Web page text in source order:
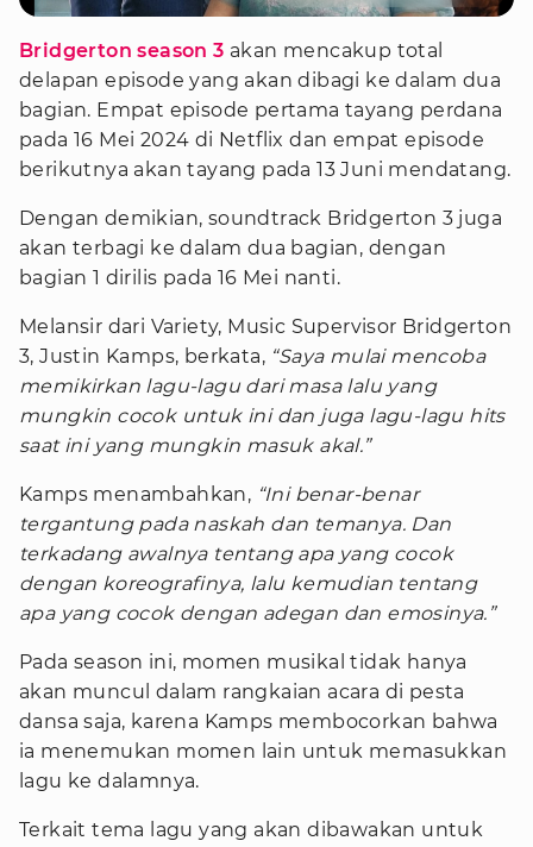
Bridgerton season 3 akan mencakup total
delapan episode yang akan dibagi ke dalam dua
bagian. Empat episode pertama tayang perdana
pada 16 Mei 2024 di Netflix dan empat episode
berikutnya akan tayang pada 13 Juni mendatang.
Dengan demikian, soundtrack Bridgerton 3 juga
akan terbagi ke dalam dua bagian, dengan
bagian 1 dirilis pada 16 Mei nanti.
Melansir dari Variety, Music Supervisor Bridgerton
3, Justin Kamps, berkata, “Saya mulai mencoba
memikirkan lagu-lagu dari masa lalu yang
mungkin cocok untuk ini dan juga lagu-lagu hits
saat ini yang mungkin masuk akal.”
Kamps menambahkan, “Ini benar-benar
tergantung pada naskah dan temanya. Dan
terkadang awalnya tentang apa yang cocok
dengan koreografinya, lalu kemudian tentang
apa yang cocok dengan adegan dan emosinya.”
Pada season ini, momen musikal tidak hanya
akan muncul dalam rangkaian acara di pesta
dansa saja, karena Kamps membocorkan bahwa
ia menemukan momen lain untuk memasukkan
lagu ke dalamnya.
Terkait tema lagu yang akan dibawakan untuk